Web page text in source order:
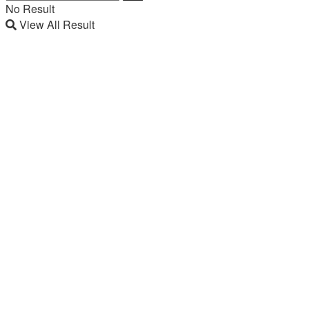
No Result
View All Result